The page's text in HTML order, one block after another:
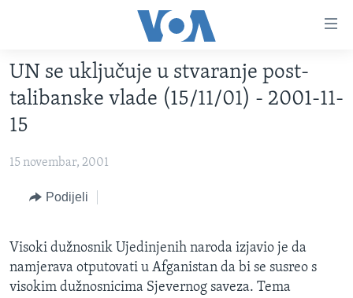
glavni
sadržaj
Pređi
na
glavnu
VIJESTI
SJEDINJENE AMERIČKE DRŽAVE
SVIJET
NAUKA I TEHNOLOGIJA
KORUPCIJA
SLOBODA MEDIJA
UN se uključuje u stvaranje post-
talibanske vlade (15/11/01) - 2001-11-
15
15 novembar, 2001
Podijeli
Visoki dužnosnik Ujedinjenih naroda izjavio je da
namjerava otputovati u Afganistan da bi se susreo s
visokim dužnosnicima Sjevernog saveza. Tema